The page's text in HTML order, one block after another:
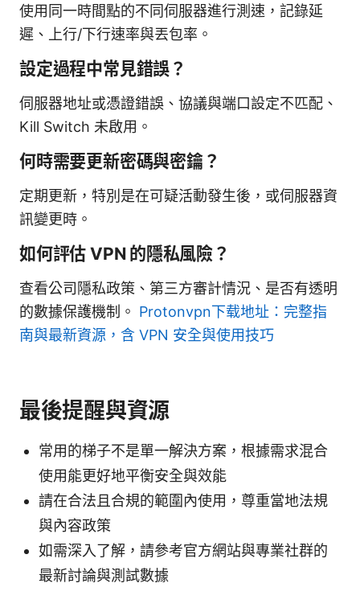
使用同一時間點的不同伺服器進行測速，記錄延
遲、上行/下行速率與丟包率。
設定過程中常見錯誤？
伺服器地址或憑證錯誤、協議與端口設定不匹配、
Kill Switch 未啟用。
何時需要更新密碼與密鑰？
定期更新，特別是在可疑活動發生後，或伺服器資
訊變更時。
如何評估 VPN 的隱私風險？
查看公司隱私政策、第三方審計情況、是否有透明
的數據保護機制。 Protonvpn下载地址：完整指
南與最新資源，含 VPN 安全與使用技巧
最後提醒與資源
常用的梯子不是單一解決方案，根據需求混合
使用能更好地平衡安全與效能
請在合法且合規的範圍內使用，尊重當地法規
與內容政策
如需深入了解，請參考官方網站與專業社群的
最新討論與測試數據